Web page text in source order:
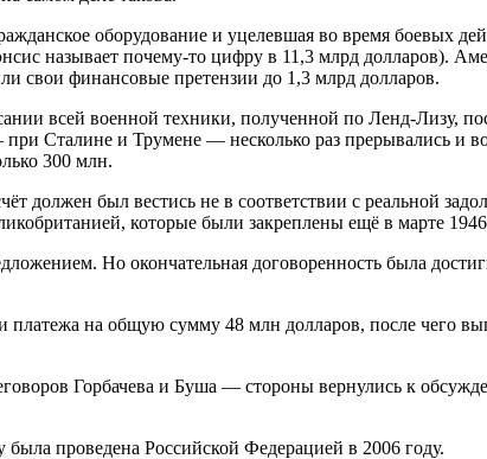
оборудование и уцелевшая во время боевых
называет почему-то цифру в 11,3 млрд долларов).
свои финансовые претензии до 1,3 млрд долларов.
всей военной техники, полученной по Ленд-Лизу,
Сталине и Трумене — несколько раз прерывались и
300 млн.
должен был вестись не в соответствии с реальной
которые были закреплены ещё в марте 1946
Но окончательная договоренность была
на общую сумму 48 млн долларов, после чего
Горбачева и Буша — стороны вернулись к
проведена Российской Федерацией в 2006 году.